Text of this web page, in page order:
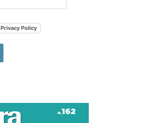
Privacy Policy